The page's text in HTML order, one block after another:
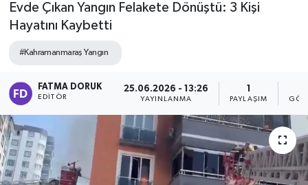
Evde Çıkan Yangın Felakete Dönüştü: 3 Kişi
Hayatını Kaybetti
#Kahramanmaraş Yangın
FATMA DORUK
EDITÖR
25.06.2026 - 13:26
YAYINLANMA
1
PAYLAŞIM